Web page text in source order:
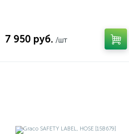
7 950 руб. /шт